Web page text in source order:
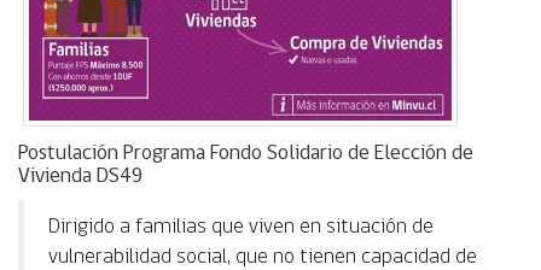
Postulación Programa Fondo Solidario de Elección de
Vivienda DS49
Dirigido a familias que viven en situación de
vulnerabilidad social, que no tienen capacidad de